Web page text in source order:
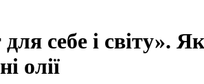
себе і світу».
олії